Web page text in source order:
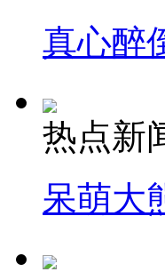
真心醉
热点新
呆萌大